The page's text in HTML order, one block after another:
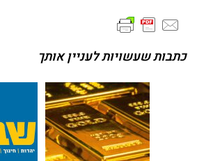
כתבות שעשויות לעניין אותך